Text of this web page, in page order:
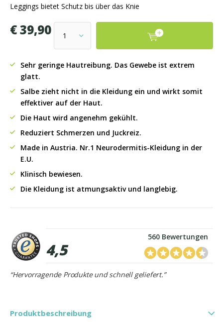
Leggings bietet Schutz bis über das Knie
€ 39,90
Sehr geringe Hautreibung. Das Gewebe ist extrem
glatt.
Salbe zieht nicht in die Kleidung ein und wirkt somit
effektiver auf der Haut.
Die Haut wird angenehm gekühlt.
Reduziert Schmerzen und Juckreiz.
Made in Austria. Nr.1 Neurodermitis-Kleidung in der
E.U.
Klinisch bewiesen.
Die Kleidung ist atmungsaktiv und langlebig.
4,5
560 Bewertungen
“Hervorragende Produkte und schnell geliefert.”
Produktbeschreibung